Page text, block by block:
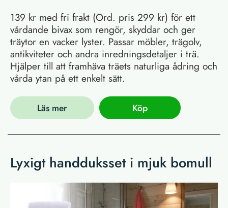
139 kr med fri frakt (Ord. pris 299 kr) för ett
vårdande bivax som rengör, skyddar och ger
träytor en vacker lyster. Passar möbler, trägolv,
antikviteter och andra inredningsdetaljer i trä.
Hjälper till att framhäva träets naturliga ådring och
vårda ytan på ett enkelt sätt.
Läs mer Köp
Lyxigt handduksset i mjuk bomull